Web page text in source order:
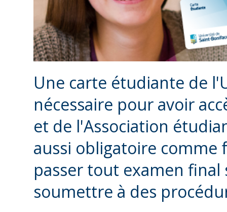
Une carte étudiante de
nécessaire pour avoir
et de l'Association
aussi obligatoire comme
passer tout examen final
soumettre à des